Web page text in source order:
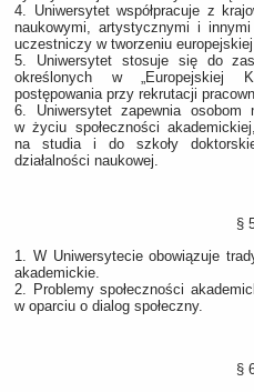
4. Uniwersytet współpracuje z
naukowymi, artystycznymi i
uczestniczy w tworzeniu
5. Uniwersytet stosuje się do
określonych w „Europejskiej
postępowania przy rekrutacji
6. Uniwersytet zapewnia osobom
w życiu społeczności
na studia i do szkoły
działalności naukowej.
§
1. W Uniwersytecie obowiązuje
akademickie.
2. Problemy społeczności
w oparciu o dialog społeczny.
§